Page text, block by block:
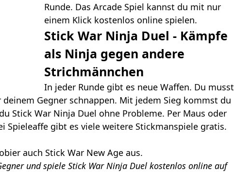
Runde. Das Arcade Spiel kannst du mit nur
einem Klick kostenlos online spielen.
Stick War Ninja Duel - Kämpfe
als Ninja gegen andere
Strichmännchen
In jeder Runde gibt es neue Waffen. Du musst
Gegner schnappen. Mit jedem Sieg kommst du
Stick War Ninja Duel ohne Probleme. Per Maus oder
Spieleaffe gibt es viele weitere Stickmanspiele gratis.
auch Stick War New Age aus.
und spiele Stick War Ninja Duel kostenlos online auf